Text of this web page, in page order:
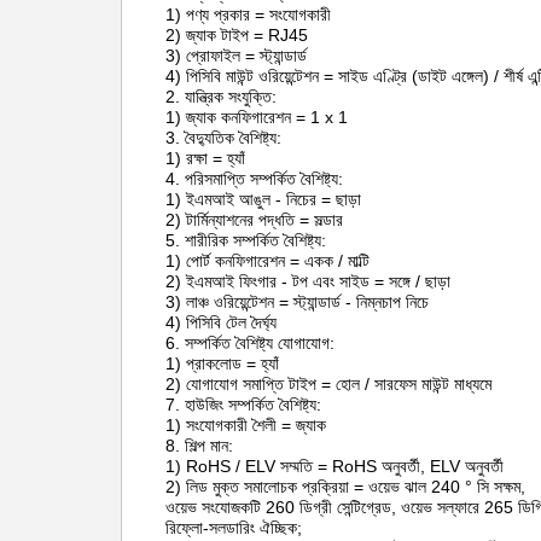
1) পণ্য প্রকার = সংযোগকারী
2) জ্যাক টাইপ = RJ45
3) প্রোফাইল = স্ট্যান্ডার্ড
4) পিসিবি মাউন্ট ওরিয়েন্টেশন = সাইড এণ্ট্রি (ডাইট এঙ্গেল) / শীর্ষ
2. যান্ত্রিক সংযুক্তি:
1) জ্যাক কনফিগারেশন = 1 x 1
3. বৈদ্যুতিক বৈশিষ্ট্য:
1) রক্ষা = হ্যাঁ
4. পরিসমাপ্তি সম্পর্কিত বৈশিষ্ট্য:
1) ইএমআই আঙুল - নিচের = ছাড়া
2) টার্মিন্যাশনের পদ্ধতি = সল্ডার
5. শারীরিক সম্পর্কিত বৈশিষ্ট্য:
1) পোর্ট কনফিগারেশন = একক / মাল্টি
2) ইএমআই ফিংগার - টপ এবং সাইড = সঙ্গে / ছাড়া
3) লাঞ্চ ওরিয়েন্টেশন = স্ট্যান্ডার্ড - নিম্নচাপ নিচে
4) পিসিবি টেল দৈর্ঘ্য
6. সম্পর্কিত বৈশিষ্ট্য যোগাযোগ:
1) প্রাকলোড = হ্যাঁ
2) যোগাযোগ সমাপ্তি টাইপ = হোল / সারফেস মাউন্ট মাধ্যমে
7. হাউজিং সম্পর্কিত বৈশিষ্ট্য:
1) সংযোগকারী শৈলী = জ্যাক
8. শিল্প মান:
1) RoHS / ELV সম্মতি = RoHS অনুবর্তী, ELV অনুবর্তী
2) লিড মুক্ত সমালোচক প্রক্রিয়া = ওয়েভ ঝাল 240 ° সি সক্ষম,
ওয়েভ সংযোজকটি 260 ডিগ্রী সেন্টিগ্রেড, ওয়েভ সল্ফারে 265
রিফ্লো-সলডারিং ঐচ্ছিক;